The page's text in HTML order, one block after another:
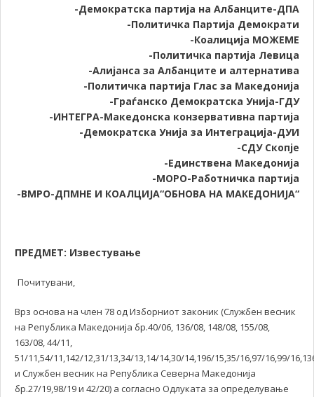
-Демократска партија на Албанците-ДПА
-Политичка Партија Демократи
-Коалиција МОЖЕМЕ
-Политичка партија Левица
-Алијанса за Албанците и алтернатива
-Политичка партија Глас за Македонија
-Граѓанско Демократска Унија-ГДУ
-ИНТЕГРА-Македонска конзервативна партија
-Демократска Унија за Интеграција-ДУИ
-СДУ Скопје
-Единствена Македонија
-МОРО-Работничка партија
-ВМРО-ДПМНЕ И КОАЛЦИЈА“ОБНОВА НА МАКЕДОНИЈА“
ПРЕДМЕТ: Известување
Почитувани,
Врз основа на член 78 од Изборниот законик (Службен весник
на Република Македонија бр.40/06, 136/08, 148/08, 155/08,
163/08, 44/11,
51/11,54/11,142/12,31/13,34/13,14/14,30/14,196/15,35/16,97/16,99/
и Службен весник на Република Северна Македонија
бр.27/19,98/19 и 42/20) а согласно Одлуката за определување